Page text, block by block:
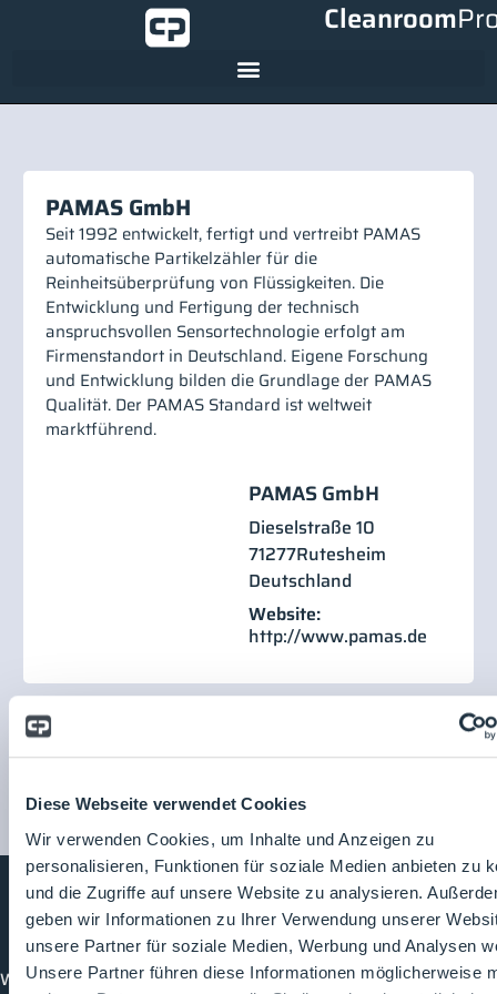
Diese Webseite verwendet Cookies
Wir verwenden Cookies, um Inhalte und Anzeigen zu
personalisieren, Funktionen für soziale Medien anbieten zu
und die Zugriffe auf unsere Website zu analysieren.
geben wir Informationen zu Ihrer Verwendung unserer
unsere Partner für soziale Medien, Werbung und Analysen
Unsere Partner führen diese Informationen möglicherweise
Cleanroom
PAMAS GmbH
Seit 1992 entwickelt, fertigt und vertreibt PAMAS
automatische Partikelzähler für die
Reinheitsüberprüfung von Flüssigkeiten. Die
Entwicklung und Fertigung der technisch
anspruchsvollen Sensortechnologie erfolgt am
Firmenstandort in Deutschland. Eigene Forschung
und Entwicklung bilden die Grundlage der PAMAS
Qualität. Der PAMAS Standard ist weltweit
marktführend.
PAMAS GmbH
Dieselstraße 10
71277Rutesheim
Deutschland
Website:
http://www.pamas.de
CleanroomProcesses
Willkommen bei CleanroomProcesses, der